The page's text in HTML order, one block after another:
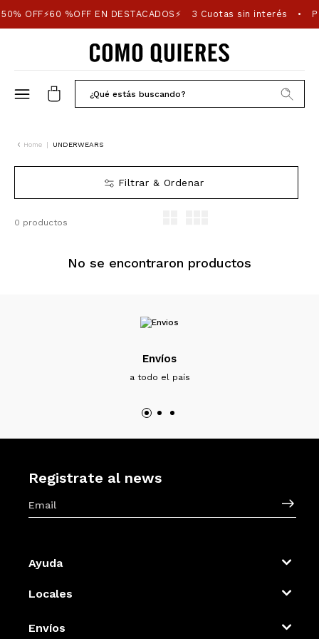
OFF⚡60 %OFF EN DESTACADOS⚡ 3 Cuotas sin interés •
Home | UNDERWEARS
Filtrar & Ordenar
0 productos
No se encontraron productos
Envíos
a todo el país
Registrate al news
Ayuda
Locales
Envíos